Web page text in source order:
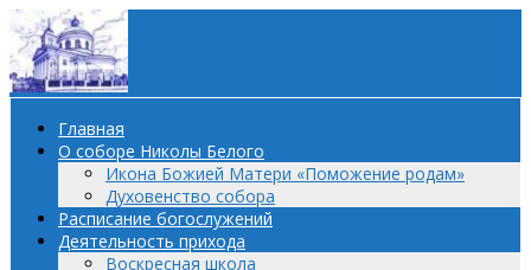
Главная
О соборе Николы Белого
Икона Божией Матери «Поможение родам»
Духовенство собора
Расписание богослужений
Деятельность прихода
Воскресная школа